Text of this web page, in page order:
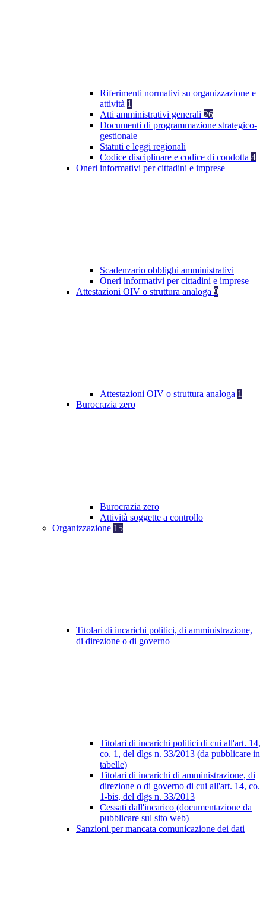
Riferimenti normativi su organizzazione e
attività 1
Atti amministrativi generali 26
Documenti di programmazione strategico-
gestionale
Statuti e leggi regionali
Codice disciplinare e codice di condotta 4
Oneri informativi per cittadini e imprese
Scadenzario obblighi amministrativi
Oneri informativi per cittadini e imprese
Attestazioni OIV o struttura analoga 9
Attestazioni OIV o struttura analoga 1
Burocrazia zero
Burocrazia zero
Attività soggette a controllo
Organizzazione 15
Titolari di incarichi politici, di amministrazione,
di direzione o di governo
Titolari di incarichi politici di cui all'art. 14,
co. 1, del dlgs n. 33/2013 (da pubblicare in
tabelle)
Titolari di incarichi di amministrazione, di
direzione o di governo di cui all'art. 14, co.
1-bis, del dlgs n. 33/2013
Cessati dall'incarico (documentazione da
pubblicare sul sito web)
Sanzioni per mancata comunicazione dei dati